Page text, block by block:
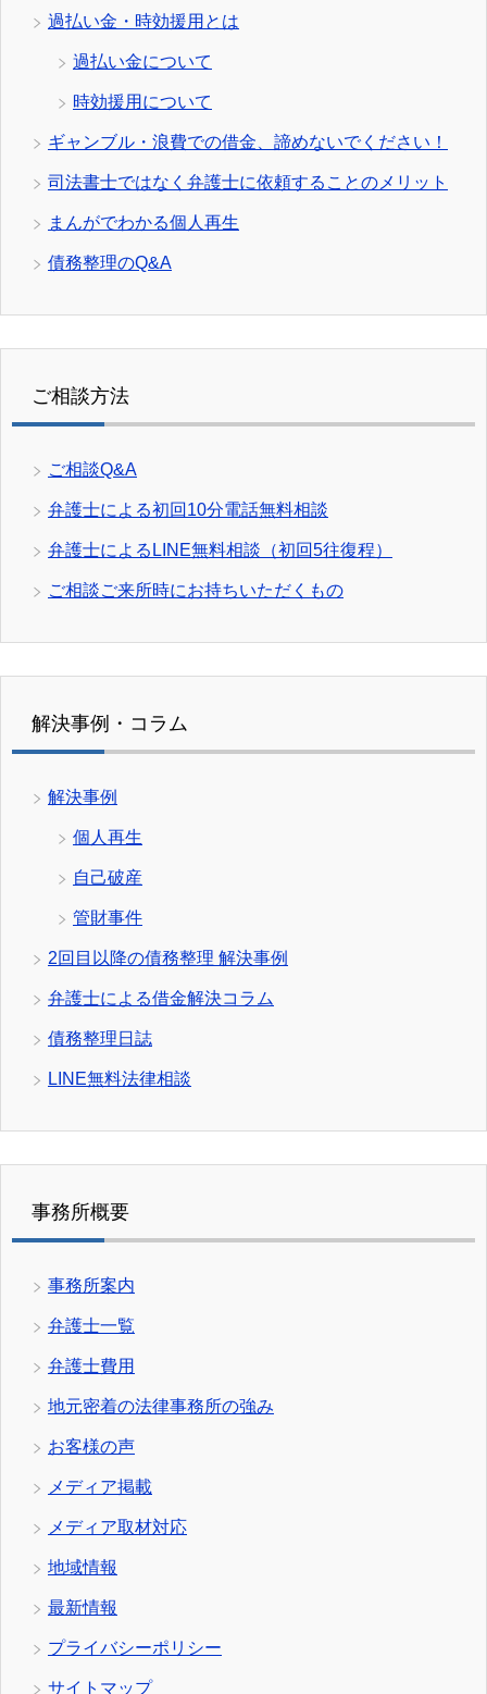
過払い金・時効援用とは
過払い金について
時効援用について
ギャンブル・浪費での借金、諦めないでください！
司法書士ではなく弁護士に依頼することのメリット
まんがでわかる個人再生
債務整理のQ&A
ご相談方法
ご相談Q&A
弁護士による初回10分電話無料相談
弁護士によるLINE無料相談（初回5往復程）
ご相談ご来所時にお持ちいただくもの
解決事例・コラム
解決事例
個人再生
自己破産
管財事件
2回目以降の債務整理 解決事例
弁護士による借金解決コラム
債務整理日誌
LINE無料法律相談
事務所概要
事務所案内
弁護士一覧
弁護士費用
地元密着の法律事務所の強み
お客様の声
メディア掲載
メディア取材対応
地域情報
最新情報
プライバシーポリシー
サイトマップ